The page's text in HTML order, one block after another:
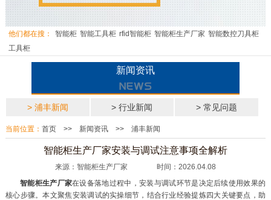
他们都在搜： 智能柜 智能工具柜 rfid智能柜 智能柜生产厂家 智能数控刀具柜
工具柜
新闻资讯
> 浦丰新闻 > 行业新闻 > 常见问题
当前位置： 首页>> 新闻资讯>> 浦丰新闻
智能柜生产厂家安装与调试注意事项全解析
来源：智能柜生产厂家 时间：2026.04.08
智能柜生产厂家在设备落地过程中，安装与调试环节是决定后续使用效果的
核心步骤。本文聚焦安装调试的实操细节，结合行业经验提炼四大关键要点，助